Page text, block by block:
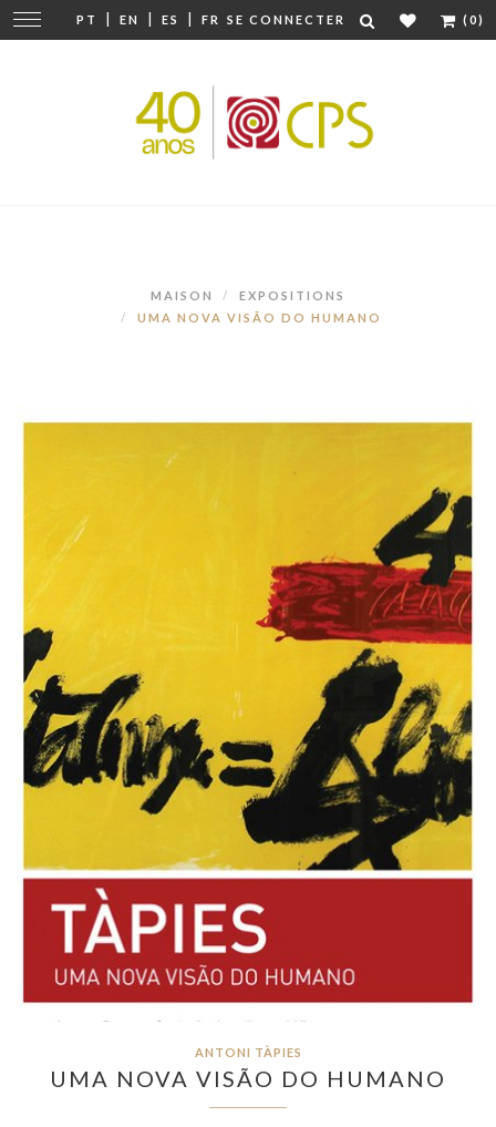
PT | EN | ES | FR SE CONNECTER (0)
Modifier
la
MAISON
EXPOSITIONS
UMA NOVA VISÃO DO HUMANO
ANTONI TÀPIES
UMA NOVA VISÃO DO HUMANO